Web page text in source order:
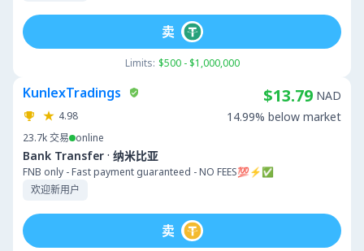
Limits: $500 - $1,000,000
卖
KunlexTradings
4.98
23.7k交易 online
Bank Transfer · 纳米比亚
FNB only - Fast payment guaranteed - NO FEES💯⚡️✅
欢迎新用户
$13.79 NAD
14.99% below market
卖